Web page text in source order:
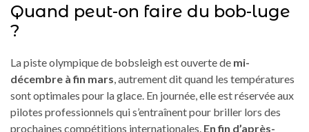
Quand peut-on faire du bob-luge
?
La piste olympique de bobsleigh est ouverte de mi-
décembre à fin mars , autrement dit quand les températures
sont optimales pour la glace. En journée, elle est réservée aux
pilotes professionnels qui s’entraînent pour briller lors des
prochaines compétitions internationales. En fin d’après-